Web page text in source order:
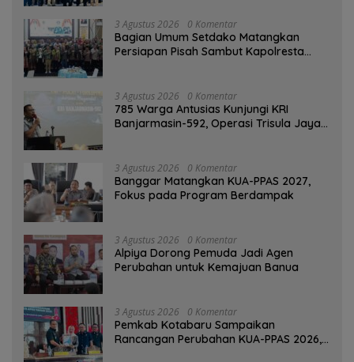
3 Agustus 2026 0 Komentar
Bagian Umum Setdako Matangkan
Persiapan Pisah Sambut Kapolresta
3 Agustus 2026 0 Komentar
785 Warga Antusias Kunjungi KRI
Banjarmasin-592, Operasi Trisula Jaya
3 Agustus 2026 0 Komentar
‎Banggar Matangkan KUA-PPAS 2027,
Fokus pada Program Berdampak
3 Agustus 2026 0 Komentar
‎Alpiya Dorong Pemuda Jadi Agen
Perubahan untuk Kemajuan Banua ‎
3 Agustus 2026 0 Komentar
Pemkab Kotabaru Sampaikan
Rancangan Perubahan KUA-PPAS 2026,